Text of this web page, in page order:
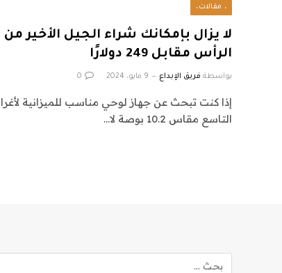
، مقالات،
الرأس مقابل 249 دولارًا
بواسطة فريق الإبداع 9 مايو، 2024 0
التاسع مقاس 10.2 بوصة لا…